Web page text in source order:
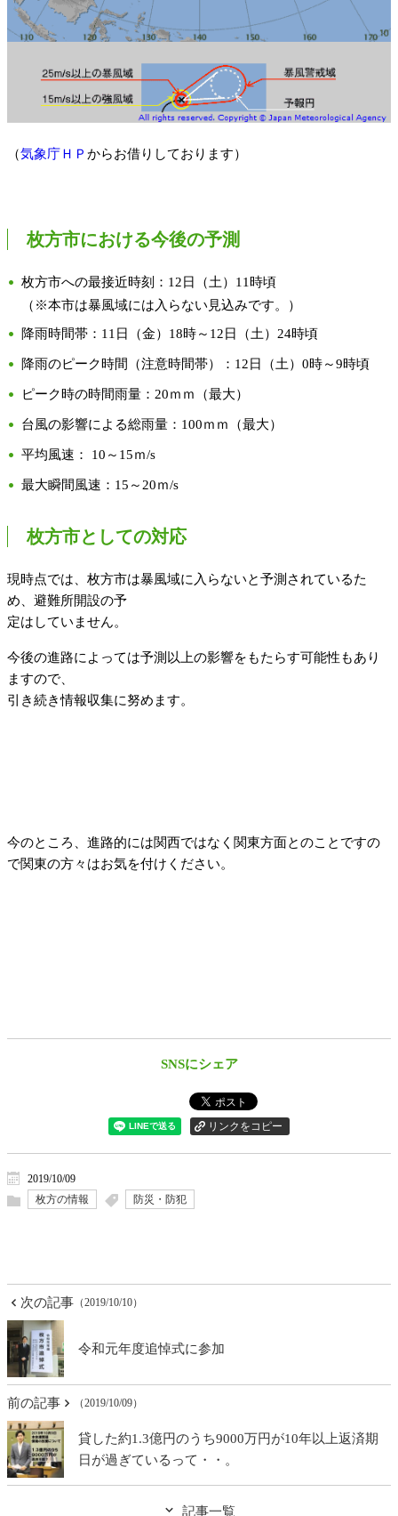
（気象庁ＨＰ からお借りしております）
枚方市における今後の予測
枚方市への最接近時刻：12日（土）11時頃
（※本市は暴風域には入らない見込みです。）
降雨時間帯：11日（金）18時～12日（土）24時頃
降雨のピーク時間（注意時間帯）：12日（土）0時～9時頃
ピーク時の時間雨量：20ｍｍ（最大）
台風の影響による総雨量：100ｍｍ（最大）
平均風速： 10～15ｍ/s
最大瞬間風速：15～20ｍ/s
枚方市としての対応
現時点では、枚方市は暴風域に入らないと予測されているた
め、避難所開設の予
定はしていません。
今後の進路によっては予測以上の影響をもたらす可能性もあり
ますので、
引き続き情報収集に努めます。
今のところ、進路的には関西ではなく関東方面とのことですの
で関東の方々はお気を付けください。
SNSにシェア
2019/10/09
枚方の情報
防災・防犯
次の記事 （2019/10/10）
令和元年度追悼式に参加
前の記事 （2019/10/09）
貸した約1.3億円のうち9000万円が10年以上返済期
日が過ぎているって・・。
記事一覧